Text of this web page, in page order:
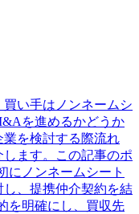
い手はノンネームシ
を進めるかどうか
を検討する際流れ
ます。この記事のポ
にノンネームシート
、提携仲介契約を結
を明確にし、買収先